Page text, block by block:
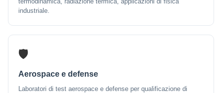
industriale.
🛡️
Aerospace e defense
Laboratori di test aerospace e defense per qualificazione di